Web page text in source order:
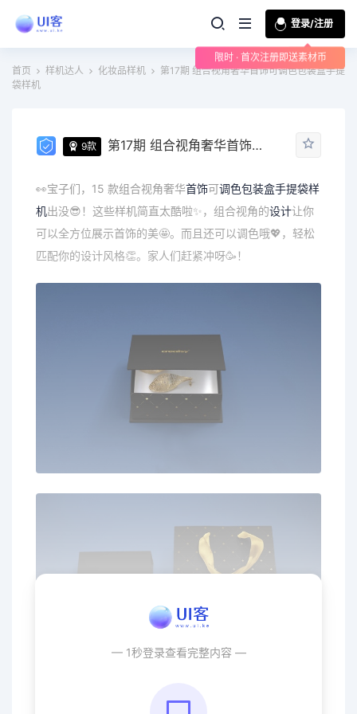
登录/注册
限时 · 首次注册即送素材币
首页 样机达人 化妆品样机
第17期 组合视角奢华首饰可调色包装盒手提
袋样机
9款 第17期 组合视角奢华首饰可调色包装盒手提袋样机
👀宝子们，15 款组合视角奢华首饰可调色包装盒手提袋样
机出没😎！这些样机简直太酷啦✨，组合视角的设计让你
可以全方位展示首饰的美🤩。而且还可以调色哦💖，轻松
匹配你的设计风格👏。家人们赶紧冲呀🥳！
— 1秒登录查看完整内容 —